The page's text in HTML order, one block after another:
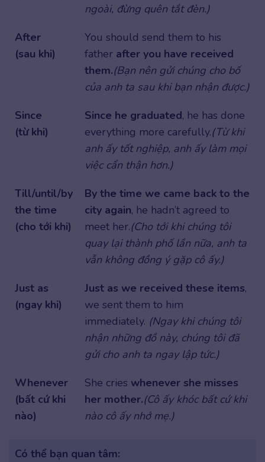
ngoài, đừng quên tắt đèn.)
After
(sau khi)
You should send them to his
father after you have received
them.(Bạn nên gửi chúng cho bố
của anh ta sau khi bạn nhận được.)
Since
(từ khi)
Since he graduated, he has done
everything more carefully.(Từ khi
anh ấy tốt nghiệp, anh ấy làm mọi
việc cẩn thận hơn.)
Till/until/by
the time
(cho tới khi)
By the time we came back to the
city again, he hadn’t agreed to
meet her.(Cho tới khi chúng tôi
quay lại thành phố lần nữa, anh ta
vẫn không đồng ý gặp cô ấy.)
Just as
(ngay khi)
Just as we received these items,
we sent them to him
immediately. (Ngay khi chúng tôi
nhận những đồ này, chúng tôi đã
gửi cho anh ta ngay lập tức.)
Whenever
(bất cứ khi
nào)
She cries whenever she misses
her mother.(Cô ấy khóc bất cứ khi
nào cô ấy nhớ mẹ.)
Có thể bạn quan tâm: